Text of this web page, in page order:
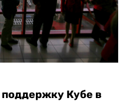
поддержку Кубе в